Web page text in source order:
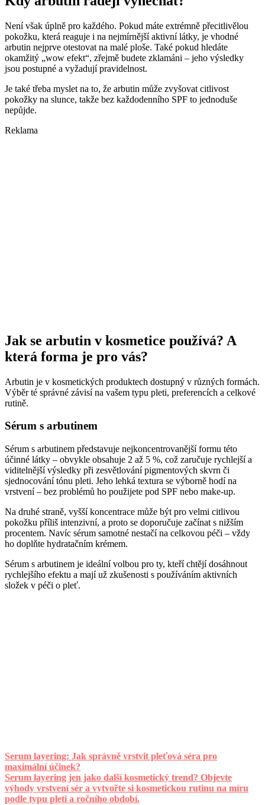
Není však úplně pro každého. Pokud máte extrémně přecitlivělou
pokožku, která reaguje i na nejmírnější aktivní látky, je vhodné
arbutin nejprve otestovat na malé ploše. Také pokud hledáte
okamžitý „wow efekt“, zřejmě budete zklamáni – jeho výsledky
jsou postupné a vyžadují pravidelnost.
Je také třeba myslet na to, že arbutin může zvyšovat citlivost
pokožky na slunce, takže bez každodenního SPF to jednoduše
nepůjde.
Reklama
Jak se arbutin v kosmetice používá? A
která forma je pro vás?
Arbutin je v kosmetických produktech dostupný v různých formách.
Výběr té správné závisí na vašem typu pleti, preferencích a celkové
rutině.
Sérum s arbutinem
Sérum s arbutinem představuje nejkoncentrovanější formu této
účinné látky – obvykle obsahuje 2 až 5 %, což zaručuje rychlejší a
viditelnější výsledky při zesvětlování pigmentových skvrn či
sjednocování tónu pleti. Jeho lehká textura se výborně hodí na
vrstvení – bez problémů ho použijete pod SPF nebo make-up.
Na druhé straně, vyšší koncentrace může být pro velmi citlivou
pokožku příliš intenzivní, a proto se doporučuje začínat s nižším
procentem. Navíc sérum samotné nestačí na celkovou péči – vždy
ho doplňte hydratačním krémem.
Sérum s arbutinem je ideální volbou pro ty, kteří chtějí dosáhnout
rychlejšího efektu a mají už zkušenosti s používáním aktivních
složek v péči o pleť.
Serum layering: Jak správně vrstvit pleťová séra pro
maximální účinek?
Serum layering jen jako další kosmetický trend? Objevte
výhody vrstvení sér a vytvořte si kosmetickou rutinu na míru
podle typu pleti a ročního období.